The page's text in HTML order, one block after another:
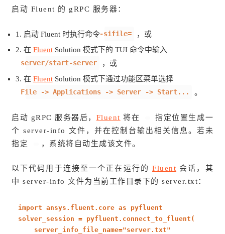
启动 Fluent 的 gRPC 服务器：
1. 启动 Fluent 时执行命令-sifile=
，或
2. 在 FluentSolution 模式下的 TUI 命令中输入
server/start-server
，或
3. 在 FluentSolution 模式下通过功能区菜单选择
File -> Applications -> Server -> Start...
。
启动 gRPC 服务器后， Fluent 将在
指定位置生成一
个 server-info 文件，并在控制台输出相关信息。若未
指定
，系统将自动生成该文件。
以下代码用于连接至一个正在运行的Fluent 会话，其
中 server-info 文件为当前工作目录下的 server.txt：
import ansys.fluent.core as pyfluent
solver_session = pyfluent.connect_to_fluent(
server_info_file_name="server.txt"